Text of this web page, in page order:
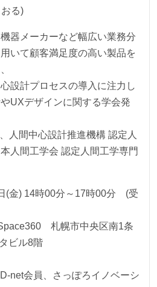
る)
器メーカーなど幅広い業務分
いて顧客満足度の高い製品を
設計プロセスの導入に注力し
UXデザインに関する学会発
人間中心設計推進機構 認定人
人間工学会 認定人間工学専門
(金) 14時00分～17時00分 (受
札幌市中央区南1条
ビル8階
net会員、さっぽろイノベーシ